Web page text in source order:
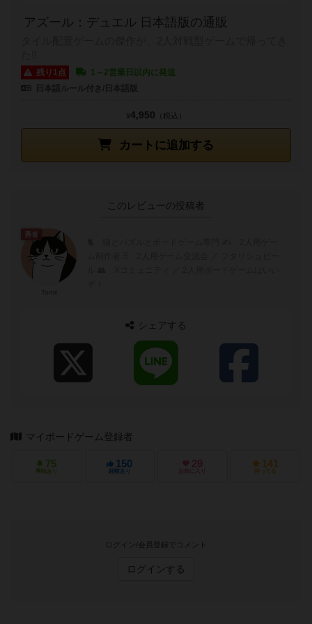
アズール：デュエル 日本語版の通販
残り1点
1～2営業日以内に発送
カートに追加する
¥4,950 （税込）
このレビューの投稿者
勇者
シェアする
マイボードゲーム登録者
75
興味あり
150
経験あり
29
お気に入り
141
持ってる
ログイン/会員登録でコメント
ログインする